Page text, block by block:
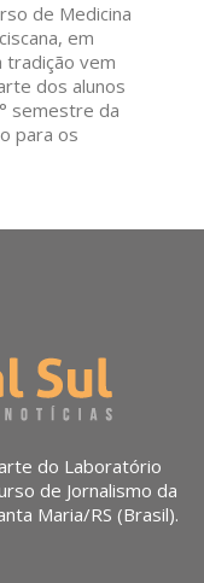
de Medicina
em
tradição vem
dos alunos
semestre da
para os
do Laboratório
de Jornalismo da
Maria/RS (Brasil).